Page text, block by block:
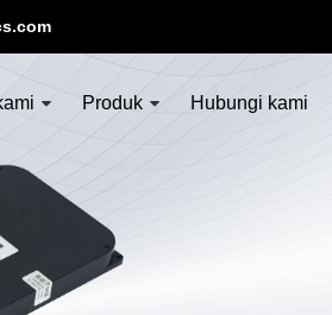
Produk Hubungi kami